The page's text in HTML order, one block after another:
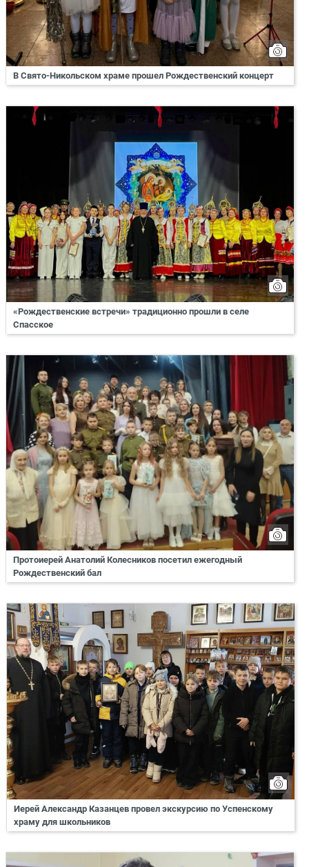
В Свято-Никольском храме прошел Рождественский концерт
«Рождественские встречи» традиционно прошли в селе
Спасское
Протоиерей Анатолий Колесников посетил ежегодный
Рождественский бал
Иерей Александр Казанцев провел экскурсию по Успенскому
храму для школьников